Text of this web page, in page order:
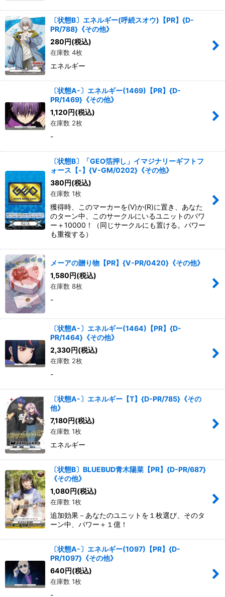
〔状態B〕エネルギー(呼続スオウ)【PR】{D-
PR/788}《その他》
280円(税込)
在庫数 4枚
エネルギー
〔状態A-〕エネルギー(1469)【PR】{D-
PR/1469}《その他》
1,120円(税込)
在庫数 2枚
-
〔状態B〕「GEO箔押し」イマジナリーギフトフ
ォース【-】{V-GM/0202}《その他》
380円(税込)
在庫数 1枚
獲得時、このマーカーを(V)か(R)に置き、あなた
のターン中、このサークルにいるユニットのパワ
ー＋10000！（同じサークルにも置ける。パワー
も重複する）
メーアの贈り物【PR】{V-PR/0420}《その他》
1,580円(税込)
在庫数 8枚
-
〔状態A-〕エネルギー(1464)【PR】{D-
PR/1464}《その他》
2,330円(税込)
在庫数 2枚
-
〔状態A-〕エネルギー【T】{D-PR/785}《その
他》
7,180円(税込)
在庫数 1枚
エネルギー
〔状態B〕BLUEBUD青木陽菜【PR】{D-PR/687}
《その他》
1,080円(税込)
在庫数 1枚
追加効果－あなたのユニットを１枚選び、そのタ
ーン中、パワー＋１億！
〔状態A-〕エネルギー(1097)【PR】{D-
PR/1097}《その他》
640円(税込)
在庫数 1枚
-